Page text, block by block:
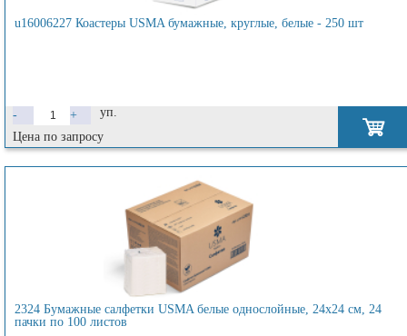
u16006227 Коастеры USMA бумажные, круглые, белые - 250 шт
- +
уп.
Цена по запросу
2324 Бумажные салфетки USMA белые однослойные, 24х24 см, 24
пачки по 100 листов